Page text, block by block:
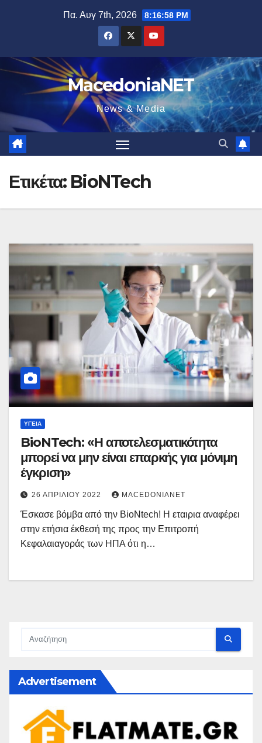
Πα. Αυγ 7th, 2026 8:16:59 PM
MacedoniaNET
News & Media
Ετικέτα: BioNTech
ΥΓΕΊΑ
BioNTech: «Η αποτελεσματικότητα
μπορεί να μην είναι επαρκής για μόνιμη
έγκριση»
26 ΑΠΡΙΛΊΟΥ 2022 MACEDONIANET
Έσκασε βόμβα από την BioNtech! Η εταιρια αναφέρει
στην ετήσια έκθεσή της προς την Επιτροπή
Κεφαλαιαγοράς των ΗΠΑ ότι η…
Advertisement